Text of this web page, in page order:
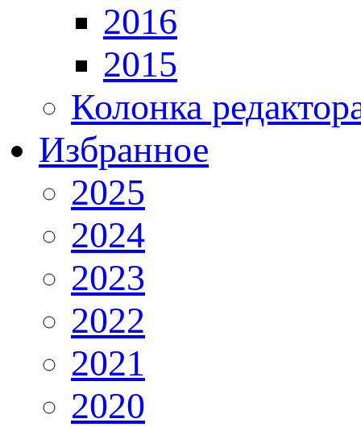
2016
2015
Колонка
Избранное
2025
2024
2023
2022
2021
2020